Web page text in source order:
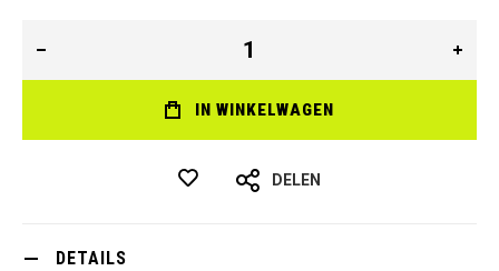
IN WINKELWAGEN
DELEN
DETAILS